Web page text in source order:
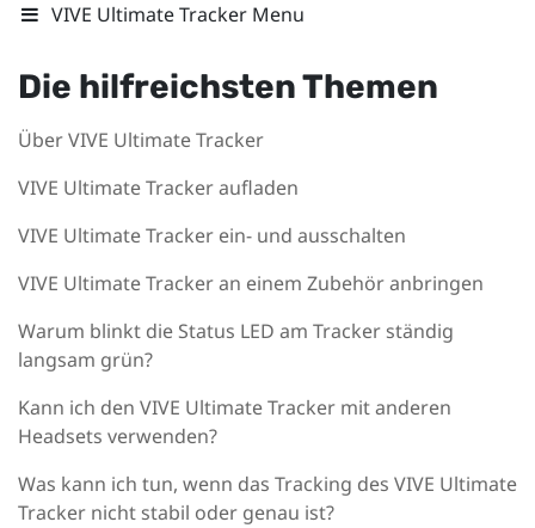
VIVE Ultimate Tracker Menu
Die hilfreichsten Themen
Über VIVE Ultimate Tracker
VIVE Ultimate Tracker aufladen
VIVE Ultimate Tracker ein- und ausschalten
VIVE Ultimate Tracker an einem Zubehör anbringen
Warum blinkt die Status LED am Tracker ständig
langsam grün?
Kann ich den VIVE Ultimate Tracker mit anderen
Headsets verwenden?
Was kann ich tun, wenn das Tracking des VIVE Ultimate
Tracker nicht stabil oder genau ist?